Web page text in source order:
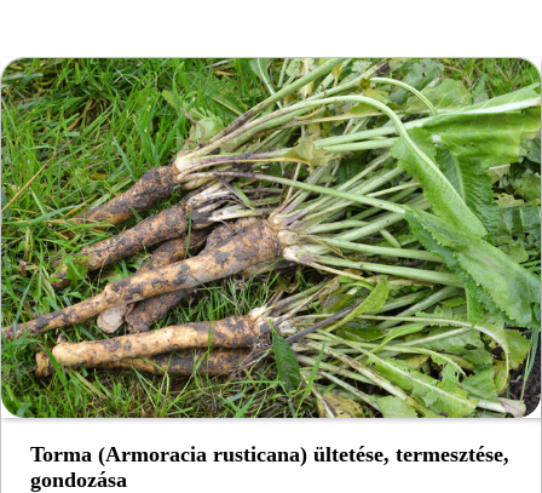
Torma (Armoracia rusticana) ültetése, termesztése,
gondozása